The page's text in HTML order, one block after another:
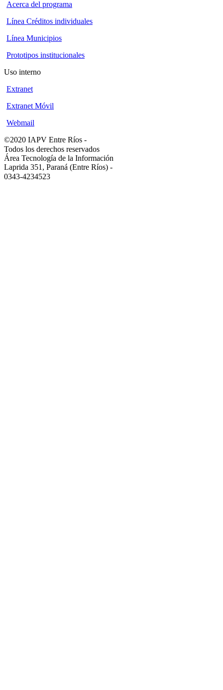
Acerca del programa
Línea Créditos individuales
Línea Municipios
Prototipos institucionales
Uso interno
Extranet
Extranet Móvil
Webmail
©2020 IAPV Entre Ríos -
Todos los derechos reservados
Área Tecnología de la Información
Laprida 351, Paraná (Entre Ríos) -
0343-4234523